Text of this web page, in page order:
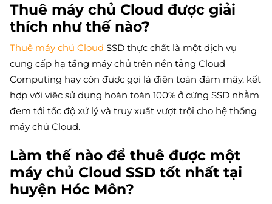
Thuê máy chủ Cloud được giải
thích như thế nào?
Thuê máy chủ Cloud SSD thực chất là một dịch vụ
cung cấp hạ tầng máy chủ trên nền tảng Cloud
Computing hay còn được gọi là điện toán đám mây, kết
hợp với việc sử dụng hoàn toàn 100% ở cứng SSD nhằm
đem tới tốc độ xử lý và truy xuất vượt trội cho hệ thống
máy chủ Cloud.
Làm thế nào để thuê được một
máy chủ Cloud SSD tốt nhất tại
huyện Hóc Môn?